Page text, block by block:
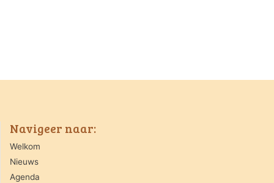
Navigeer naar:
Welkom
Nieuws
Agenda